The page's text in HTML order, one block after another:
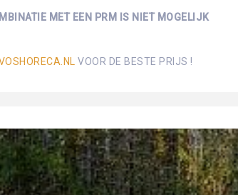
MET EEN PRM IS NIET MOGELIJK
VOOR DE BESTE PRIJS !